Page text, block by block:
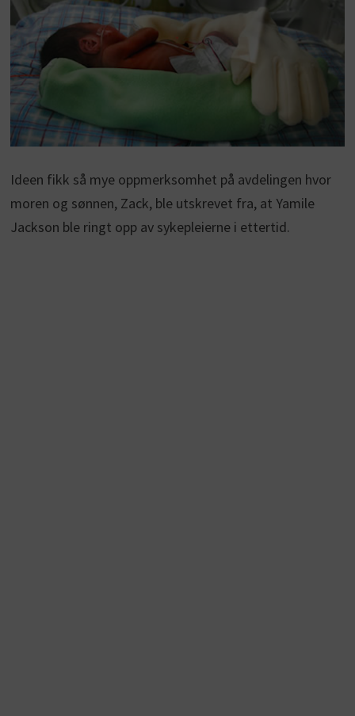
Ideen fikk så mye oppmerksomhet på avdelingen hvor
moren og sønnen, Zack, ble utskrevet fra, at Yamile
Jackson ble ringt opp av sykepleierne i ettertid.